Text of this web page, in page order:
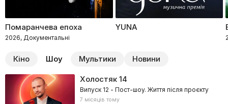
NТА
…
Автоподія.
Помаранчева епоха
2026, Документальні
YUNA
Кіно Шоу Мультики Новини
Холостяк14
Випуск 12 - Пост-шоу. Життя після проєкту
7 місяців тому